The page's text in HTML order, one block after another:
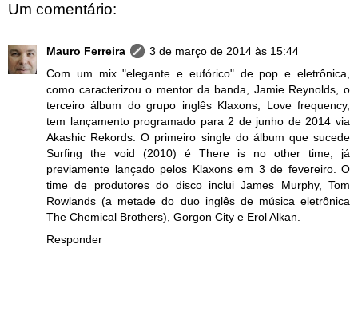
Um comentário:
Mauro Ferreira
3 de março de 2014 às 15:44
Com um mix "elegante e eufórico" de pop e eletrônica,
como caracterizou o mentor da banda, Jamie Reynolds, o
terceiro álbum do grupo inglês Klaxons, Love frequency,
tem lançamento programado para 2 de junho de 2014 via
Akashic Rekords. O primeiro single do álbum que sucede
Surfing the void (2010) é There is no other time, já
previamente lançado pelos Klaxons em 3 de fevereiro. O
time de produtores do disco inclui James Murphy, Tom
Rowlands (a metade do duo inglês de música eletrônica
The Chemical Brothers), Gorgon City e Erol Alkan.
Responder